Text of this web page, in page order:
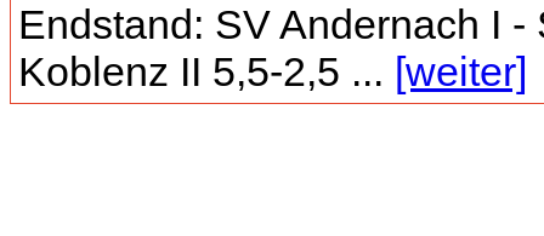
Endstand: SV Andernach I -
Koblenz II 5,5-2,5 ... [weiter]